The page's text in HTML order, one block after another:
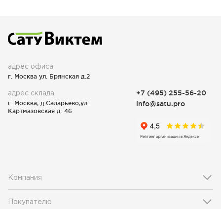
адрес офиса
г. Москва ул. Брянская д.2
адрес склада
г. Москва, д.Саларьево,ул.
Картмазовская д. 46
+7 (495) 255-56-20
info@satu.pro
Компания
Покупателю